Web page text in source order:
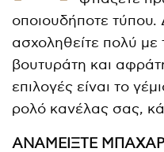
οποιουδήποτε τύπου.
ασχοληθείτε πολύ με
βουτυράτη και
επιλογές είναι το
ρολό κανέλας σας,
ΑΝΑΜΕΙΞΤΕ